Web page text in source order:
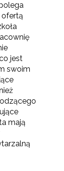
jest
swoim
mają